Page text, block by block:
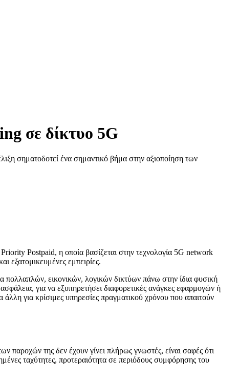
σε δίκτυο 5G
σηματοδοτεί ένα σημαντικό βήμα στην αξιοποίηση των
Postpaid, η οποία βασίζεται στην τεχνολογία 5G network
εξατομικευμένες εμπειρίες.
πολλαπλών, εικονικών, λογικών δικτύων πάνω στην ίδια φυσική
για να εξυπηρετήσει διαφορετικές ανάγκες εφαρμογών ή
για κρίσιμες υπηρεσίες πραγματικού χρόνου που απαιτούν
παροχών της δεν έχουν γίνει πλήρως γνωστές, είναι σαφές ότι
ταχύτητες, προτεραιότητα σε περιόδους συμφόρησης του